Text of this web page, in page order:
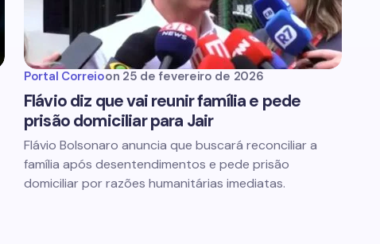
Portal Correioon 25 de fevereiro de 2026
Flávio diz que vai reunir família e pede
prisão domiciliar para Jair
Flávio Bolsonaro anuncia que buscará reconciliar a
família após desentendimentos e pede prisão
domiciliar por razões humanitárias imediatas.